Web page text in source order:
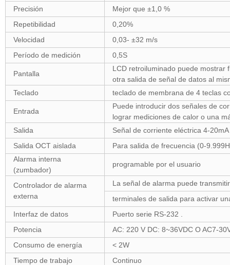
Precisión
Mejor que ±1,0 %
Repetibilidad
0,20%
Velocidad
0,03- ±32 m/s
Período de medición
0,5S
Pantalla
LCD retroiluminado puede mostrar
otra salida de señal de datos al
Teclado
teclado de membrana de 4 teclas
Entrada
Puede introducir dos señales de
lograr mediciones de calor o una
Salida
Señal de corriente eléctrica 4-
Salida OCT aislada
Para salida de frecuencia (0-
Alarma interna
(zumbador)
programable por el usuario
Controlador de alarma
externa
La señal de alarma puede
terminales de salida para activar
Interfaz de datos
Puerto serie RS-232 .
Potencia
AC: 220 V DC: 8~36VDC O AC7-
Consumo de energía
< 2W
Tiempo de trabajo
Continuo